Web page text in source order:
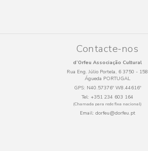
Contacte-nos
d’Orfeu Associação Cultural
Rua Eng. Júlio Portela, 6 3750 - 158
Águeda PORTUGAL
GPS: N40.57376º W8.44616º
Tel: +351 234 603 164
(Chamada para rede fixa nacional)
Email: dorfeu@dorfeu.pt